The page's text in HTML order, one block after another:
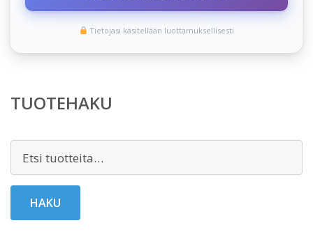
Tietojasi käsitellään luottamuksellisesti
TUOTEHAKU
HAKU